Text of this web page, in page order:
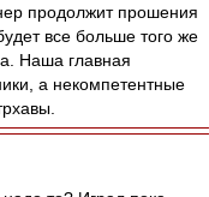
продолжит прошения
все больше того же
Наша главная
а некомпетентные